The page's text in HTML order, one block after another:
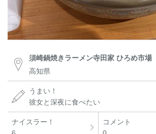
須崎鍋焼きラーメン寺田家 ひろめ市場
高知県
うまい！
彼女と深夜に食べたい
ナイスラー！
コメント